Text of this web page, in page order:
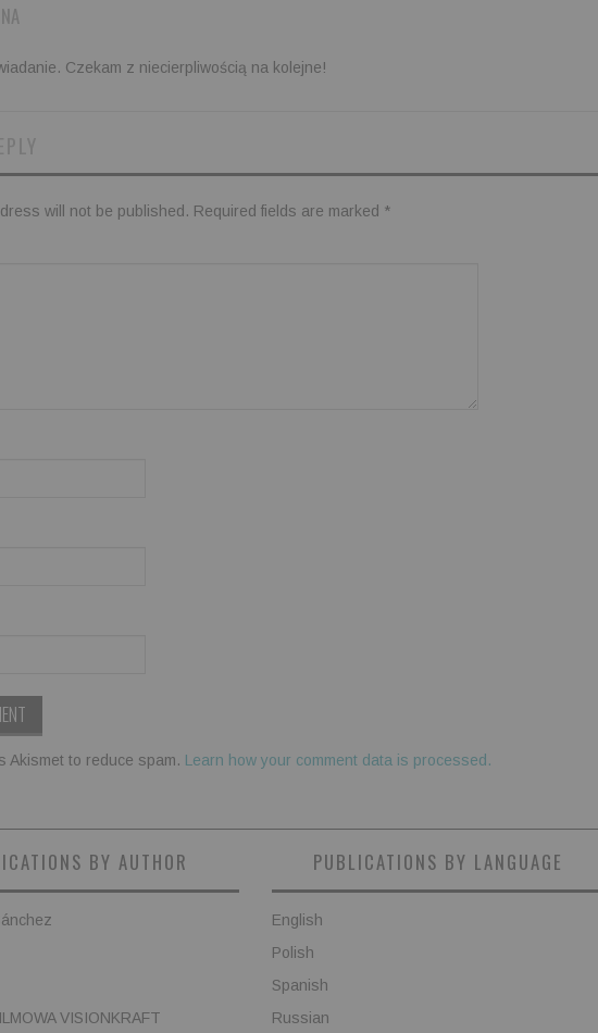
Czekam z niecierpliwością na kolejne!
will not be published. Required fields are marked *
Akismet to reduce spam. Learn how your comment data is processed.
BY AUTHOR
VISIONKRAFT
PUBLICATIONS BY LANGUAGE
English
Polish
Spanish
Russian